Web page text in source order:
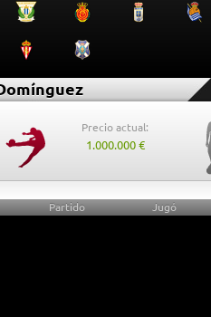
Precio actual:
1.000.000 €
Partido Jugó